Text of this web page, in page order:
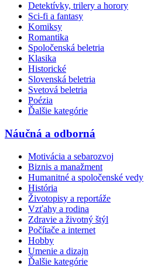
Detektívky, trilery a horory
Sci-fi a fantasy
Komiksy
Romantika
Spoločenská beletria
Klasika
Historické
Slovenská beletria
Svetová beletria
Poézia
Ďalšie kategórie
Náučná a odborná
Motivácia a sebarozvoj
Biznis a manažment
Humanitné a spoločenské vedy
História
Životopisy a reportáže
Vzťahy a rodina
Zdravie a životný štýl
Počítače a internet
Hobby
Umenie a dizajn
Ďalšie kategórie